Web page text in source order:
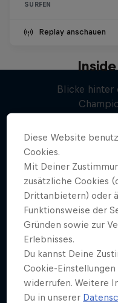
SURFEN
Replay anschauen
Blicke hinter
Diese Website
Cookies.
Mit Deiner
zusätzliche Cookies
Drittanbietern) oder
Funktionsweise der
Gründen sowie zur
Erlebnisses.
Du kannst Deine
Cookie-
widerrufen. Weitere
Du in unserer